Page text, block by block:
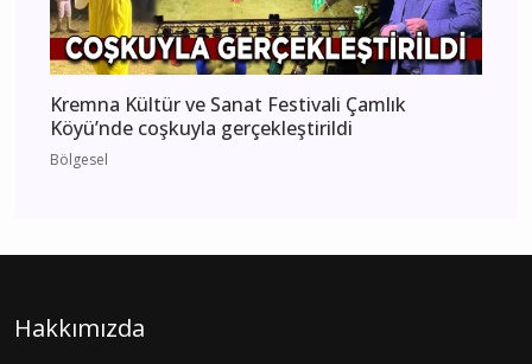
Kremna Kültür ve Sanat Festivali Çamlık
Köyü’nde coşkuyla gerçekleştirildi
Bölgesel
Hakkımızda